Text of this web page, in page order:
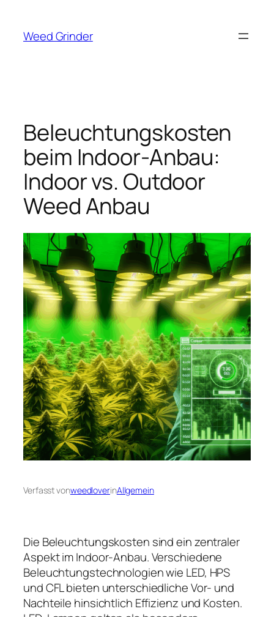
springen
Weed Grinder
Beleuchtungskosten
beim Indoor-Anbau:
Indoor vs. Outdoor
Weed Anbau
Verfasst vonweedloverinAllgemein
Die Beleuchtungskosten sind ein zentraler
Aspekt im Indoor-Anbau. Verschiedene
Beleuchtungstechnologien wie LED, HPS
und CFL bieten unterschiedliche Vor- und
Nachteile hinsichtlich Effizienz und Kosten.